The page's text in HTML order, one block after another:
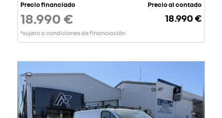
Precio financiado
18.990 €
*sujeto a condiciones de financiación
Precio al contado
18.990 €